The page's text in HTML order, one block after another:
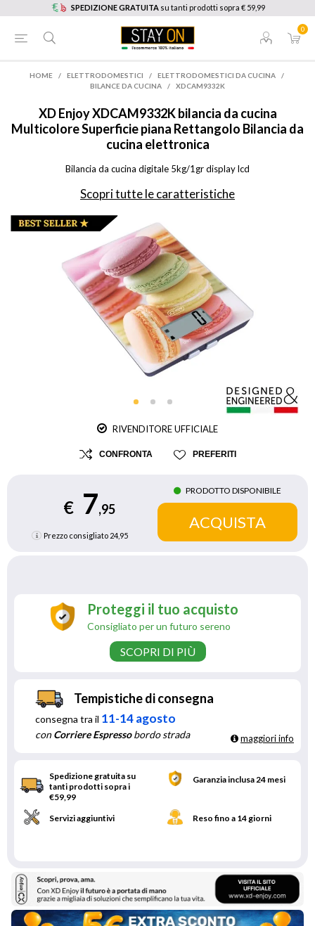
SPEDIZIONE GRATUITA su tanti prodotti sopra € 59,99
0
HOME / ELETTRODOMESTICI / ELETTRODOMESTICI DA CUCINA
/
BILANCE DA CUCINA
/ XDCAM9332K
XD EnjoyXDCAM9332K bilancia da cucina
Multicolore Superficie piana Rettangolo Bilancia da
cucina elettronica
Bilancia da cucina digitale 5kg/1gr display lcd
Scopri tutte le caratteristiche
RIVENDITORE UFFICIALE
CONFRONTA PREFERITI
€ 7,95
Prezzo consigliato 24,95
PRODOTTO DISPONIBILE
Proteggi il tuo acquisto
Consigliato per un futuro sereno
SCOPRI DI PIÙ
Tempistiche di consegna
consegna tra il 11-14 agosto
conCorriere Espressobordo strada maggiori info
Spedizione gratuita su
tanti prodotti sopra i
€59,99
Garanzia inclusa 24 mesi
Servizi aggiuntivi Reso fino a 14 giorni